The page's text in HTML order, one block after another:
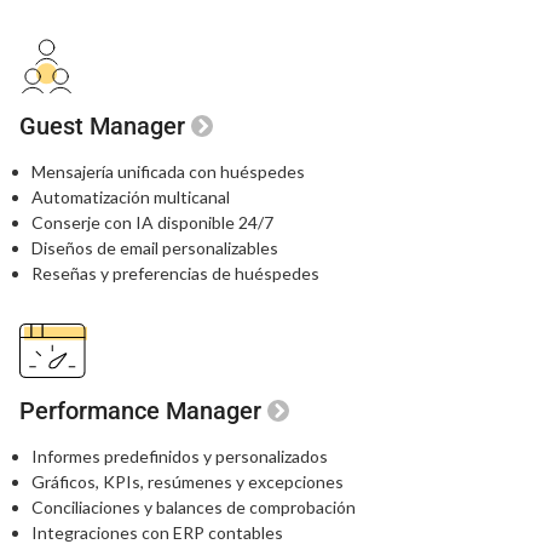
Guest Manager
Mensajería unificada con huéspedes
Automatización multicanal
Conserje con IA disponible 24/7
Diseños de email personalizables
Reseñas y preferencias de huéspedes
Performance Manager
Informes predefinidos y personalizados
Gráficos, KPIs, resúmenes y excepciones
Conciliaciones y balances de comprobación
Integraciones con ERP contables